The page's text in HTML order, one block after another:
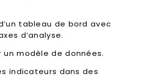
tableau de bord avec
d’analyse.
un modèle de données.
indicateurs dans des